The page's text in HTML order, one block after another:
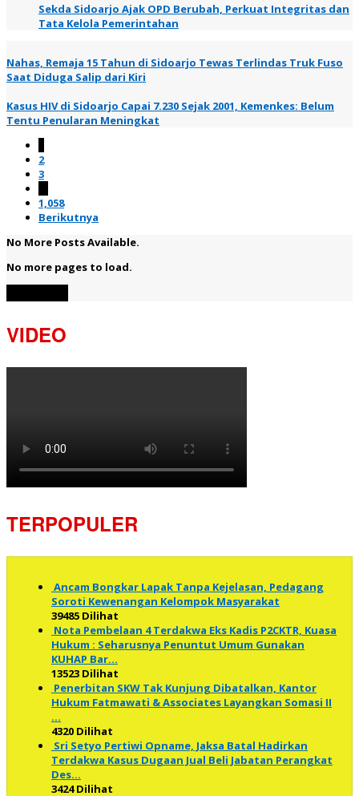
Sekda Sidoarjo Ajak OPD Berubah, Perkuat Integritas dan
Tata Kelola Pemerintahan
Nahas, Remaja 15 Tahun di Sidoarjo Tewas Terlindas Truk Fuso
Saat Diduga Salip dari Kiri
Kasus HIV di Sidoarjo Capai 7.230 Sejak 2001, Kemenkes: Belum
Tentu Penularan Meningkat
2
3
1,058
Berikutnya
No More Posts Available.
No more pages to load.
VIDEO
TERPOPULER
Ancam Bongkar Lapak Tanpa Kejelasan, Pedagang
Soroti Kewenangan Kelompok Masyarakat
39485 Dilihat
Nota Pembelaan 4 Terdakwa Eks Kadis P2CKTR, Kuasa
Hukum : Seharusnya Penuntut Umum Gunakan
KUHAP Bar…
13523 Dilihat
Penerbitan SKW Tak Kunjung Dibatalkan, Kantor
Hukum Fatmawati & Associates Layangkan Somasi II
…
4320 Dilihat
Sri Setyo Pertiwi Opname, Jaksa Batal Hadirkan
Terdakwa Kasus Dugaan Jual Beli Jabatan Perangkat
Des…
3424 Dilihat